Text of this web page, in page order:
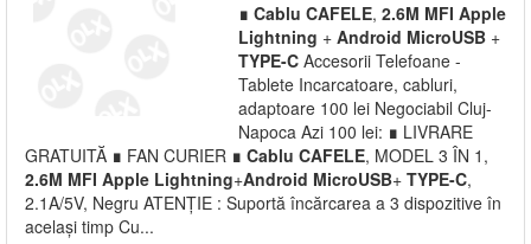
∎ Cablu CAFELE, 2.6M MFI Apple
Lightning + Android MicroUSB +
TYPE-C Accesorii Telefoane -
Tablete Incarcatoare, cabluri,
adaptoare 100 lei Negociabil Cluj-
Napoca Azi 100 lei: ∎ LIVRARE
GRATUITĂ ∎ FAN CURIER ∎ Cablu CAFELE, MODEL 3 ÎN 1,
2.6M MFI Apple Lightning+Android MicroUSB+ TYPE-C,
2.1A/5V, Negru ATENȚIE : Suportă încărcarea a 3 dispozitive în
același timp Cu...